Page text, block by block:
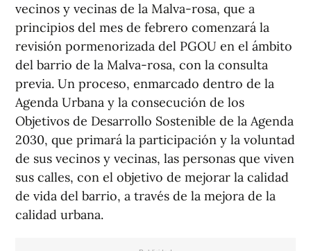
vecinos y vecinas de la Malva-rosa, que a
principios del mes de febrero comenzará la
revisión pormenorizada del PGOU en el ámbito
del barrio de la Malva-rosa, con la consulta
previa. Un proceso, enmarcado dentro de la
Agenda Urbana y la consecución de los
Objetivos de Desarrollo Sostenible de la Agenda
2030, que primará la participación y la voluntad
de sus vecinos y vecinas, las personas que viven
sus calles, con el objetivo de mejorar la calidad
de vida del barrio, a través de la mejora de la
calidad urbana.